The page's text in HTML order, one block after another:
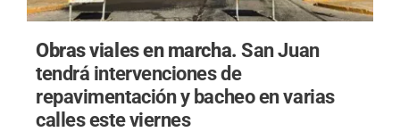
Obras viales en marcha.San Juan
tendrá intervenciones de
repavimentación y bacheo en varias
calles este viernes